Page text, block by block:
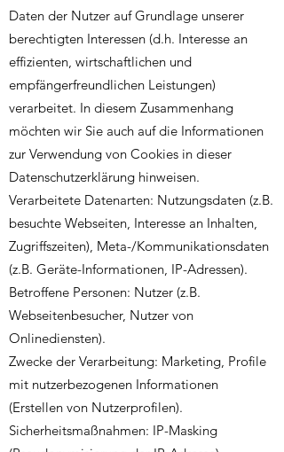
Daten der Nutzer auf Grundlage unserer
berechtigten Interessen (d.h. Interesse an
effizienten, wirtschaftlichen und
empfängerfreundlichen Leistungen)
verarbeitet. In diesem Zusammenhang
möchten wir Sie auch auf die Informationen
zur Verwendung von Cookies in dieser
Datenschutzerklärung hinweisen.
Verarbeitete Datenarten: Nutzungsdaten (z.B.
besuchte Webseiten, Interesse an Inhalten,
Zugriffszeiten), Meta-/Kommunikationsdaten
(z.B. Geräte-Informationen, IP-Adressen).
Betroffene Personen: Nutzer (z.B.
Webseitenbesucher, Nutzer von
Onlinediensten).
Zwecke der Verarbeitung: Marketing, Profile
mit nutzerbezogenen Informationen
(Erstellen von Nutzerprofilen).
Sicherheitsmaßnahmen: IP-Masking